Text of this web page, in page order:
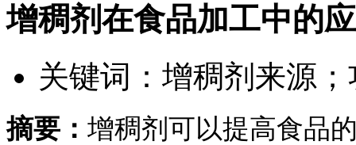
增稠剂在食品加工中的
关键词： 增稠剂来源
摘要： 增稠剂可以提高食品